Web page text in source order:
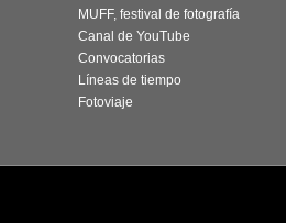
MUFF, festival de fotografía
Canal de YouTube
Convocatorias
Líneas de tiempo
Fotoviaje